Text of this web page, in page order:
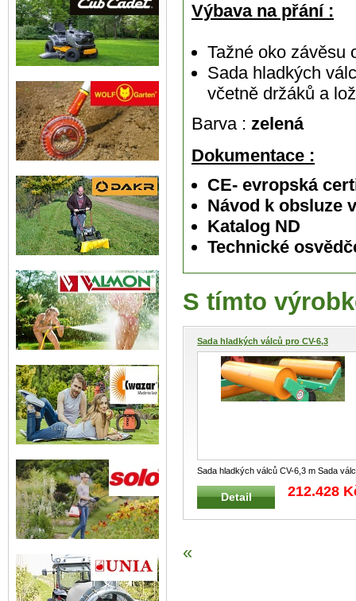
Výbava na přání :
Tažné oko závěsu
Sada hladkých
včetně držáků a
Barva : zelená
Dokumentace :
CE- evropská
Návod k obsluze
Katalog ND
Technické
S tímto
Sada hladkých válců pro CV-6,3
Sada hladkých válců CV-6,3 m Sada
pro přestavbu stroje na hladk
Detail 212.428
«